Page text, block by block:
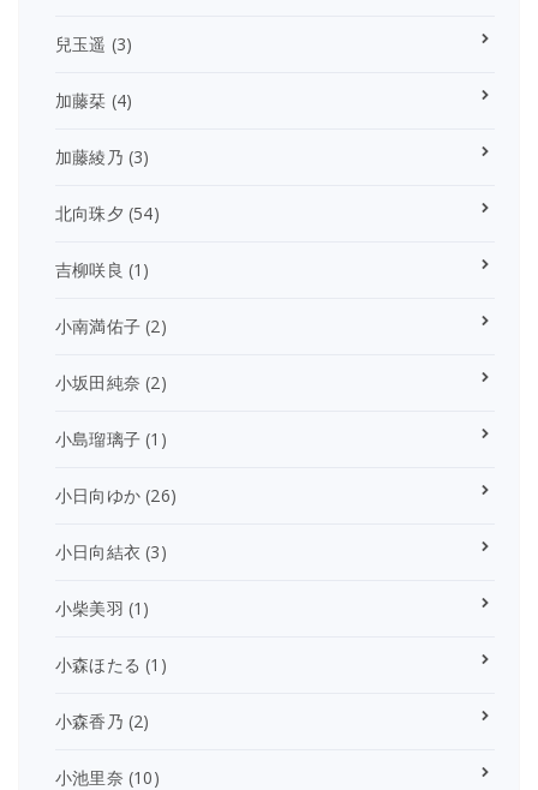
兒玉遥 (3)
加藤栞 (4)
加藤綾乃 (3)
北向珠夕 (54)
吉柳咲良 (1)
小南満佑子 (2)
小坂田純奈 (2)
小島瑠璃子 (1)
小日向ゆか (26)
小日向結衣 (3)
小柴美羽 (1)
小森ほたる (1)
小森香乃 (2)
小池里奈 (10)